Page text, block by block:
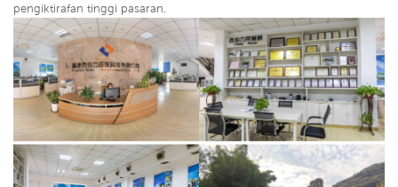
pengiktirafan tinggi pasaran.